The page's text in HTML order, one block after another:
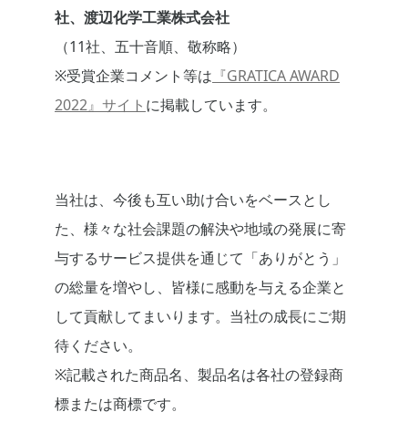
社、渡辺化学工業株式会社
（11社、五十音順、敬称略）
※受賞企業コメント等は 『GRATICA AWARD
2022』サイト に掲載しています。
当社は、今後も互い助け合いをベースとし
た、様々な社会課題の解決や地域の発展に寄
与するサービス提供を通じて「ありがとう」
の総量を増やし、皆様に感動を与える企業と
して貢献してまいります。当社の成長にご期
待ください。
※記載された商品名、製品名は各社の登録商
標または商標です。